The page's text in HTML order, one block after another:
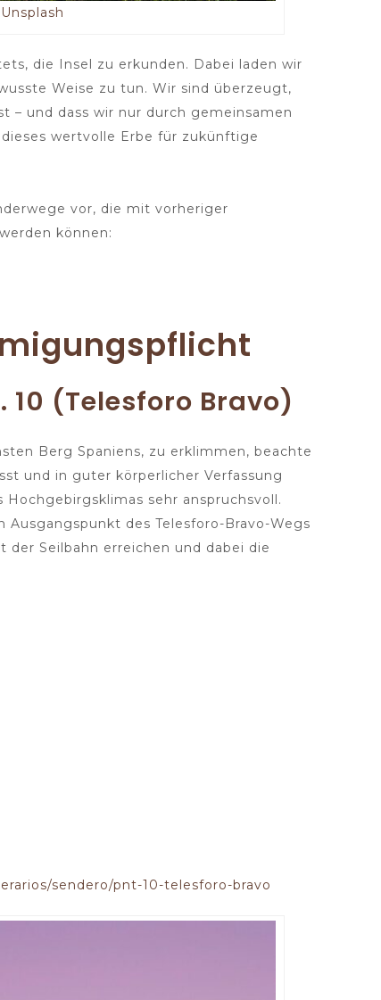
Unsplash
die Insel zu erkunden. Dabei laden wir
Weise zu tun. Wir sind überzeugt,
– und dass wir nur durch gemeinsamen
wertvolle Erbe für zukünftige
vor, die mit vorheriger
können:
10 (Telesforo Bravo)
Berg Spaniens, zu erklimmen, beachte
und in guter körperlicher Verfassung
sehr anspruchsvoll.
Ausgangspunkt des Telesforo-Bravo-Wegs
Seilbahn erreichen und dabei die
sendero/pnt-10-telesforo-bravo